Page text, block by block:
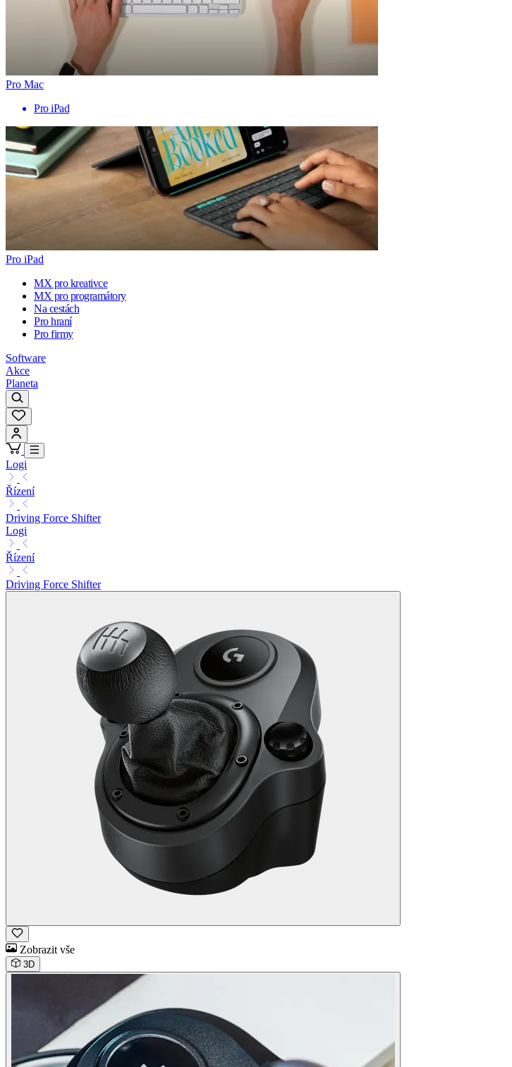
Pro Mac
Pro iPad
Pro iPad
MX pro kreativce
MX pro programátory
Na cestách
Pro hraní
Pro firmy
Software
Akce
Planeta
Logi
Řízení
Driving Force Shifter
Logi
Řízení
Driving Force Shifter
Zobrazit vše
3D